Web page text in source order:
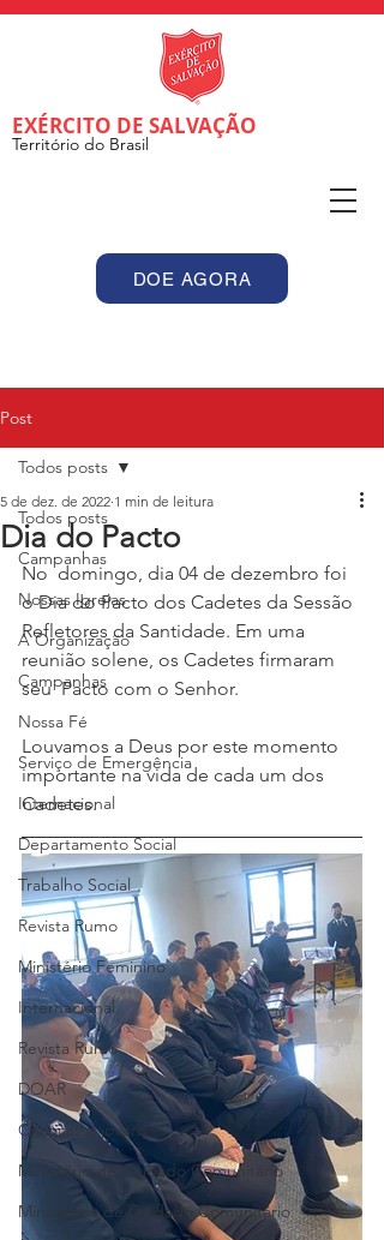
EXÉRCITO DE SALVAÇÃO
Território do Brasil
DOE AGORA
Post
Todos posts
Campanhas
Nossas Igrejas
A Organização
Campanhas
Nossa Fé
Serviço de Emergência
Internacional
Departamento Social
Trabalho Social
Revista Rumo
Ministério Feminino
Internacional
Revista Rumo
DOAR
Crianças e jovens
Ministério de Cuidado Comunitário
Ministérios de Cuidado Comunitário
Todos posts
Dia do Pacto
5 de dez. de 2022 1 min de leitura
No  domingo, dia 04 de dezembro foi
o Dia do Pacto dos Cadetes da Sessão
Refletores da Santidade. Em uma
reunião solene, os Cadetes firmaram
seu  Pacto com o Senhor.
Louvamos a Deus por este momento
importante na vida de cada um dos
Cadetes.